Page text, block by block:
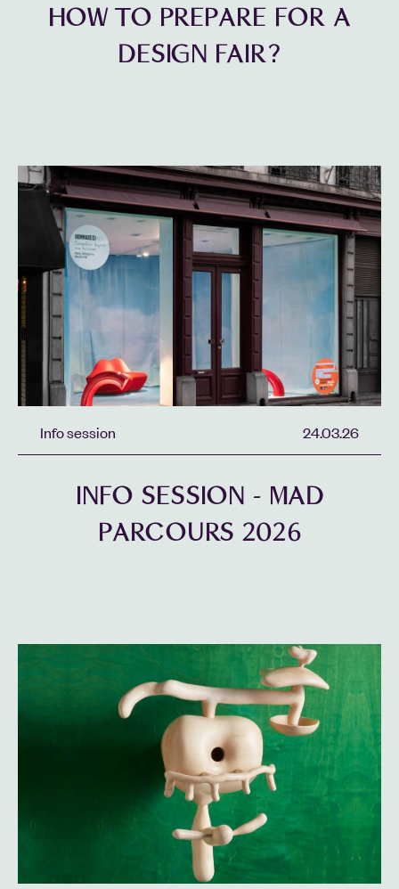
HOW TO PREPARE FOR A
DESIGN FAIR?
Info session 24.03.26
INFO SESSION - MAD
PARCOURS 2026